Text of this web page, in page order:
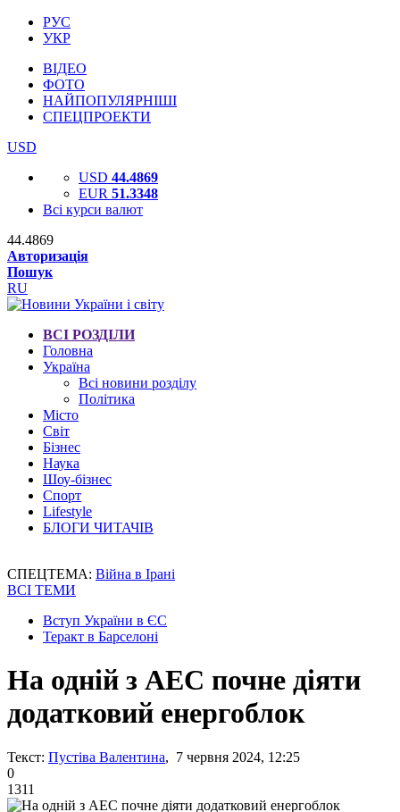
РУС
УКР
ВІДЕО
ФОТО
НАЙПОПУЛЯРНІШІ
СПЕЦПРОЕКТИ
USD
USD 44.4869
EUR 51.3348
Всі курси валют
44.4869
Авторизація
Пошук
RU
ВСІ РОЗДІЛИ
Головна
Україна
Всі новини розділу
Політика
Місто
Світ
Бізнес
Наука
Шоу-бізнес
Спорт
Lifestyle
БЛОГИ ЧИТАЧІВ
СПЕЦТЕМА: Війна в Ірані
ВСІ ТЕМИ
Вступ України в ЄС
Теракт в Барселоні
На одній з АЕС почне діяти
додатковий енергоблок
Текст: Пустіва Валентина, 7 червня 2024, 12:25
0
1311